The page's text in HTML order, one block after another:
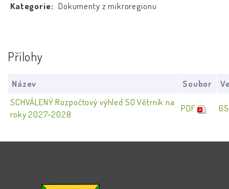
Kategorie: Dokumenty z mikroregionu
Přílohy
Název Soubor
SCHVÁLENÝ Rozpočtový výhled SO Větrník na
roky 2027-2028
PDF